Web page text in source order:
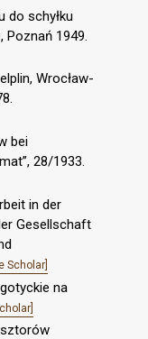
do schyłku
1949.
Wrocław-
bei
28/1933.
in der
Gesellschaft
Scholar]
na